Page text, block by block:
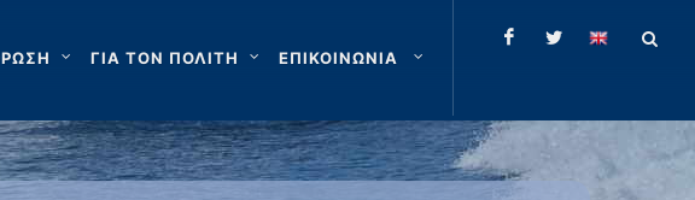
ΓΙΑ ΤΟΝ ΠΟΛΙΤΗ ΕΠΙΚΟΙΝΩΝΙΑ